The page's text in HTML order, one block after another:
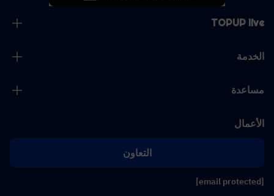
TOPUP live
الخدمة
مساعدة
الأعمال
التعاون
[email protected]